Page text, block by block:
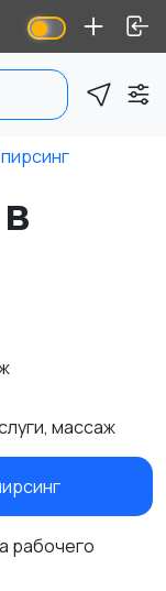
массаж
рабочего